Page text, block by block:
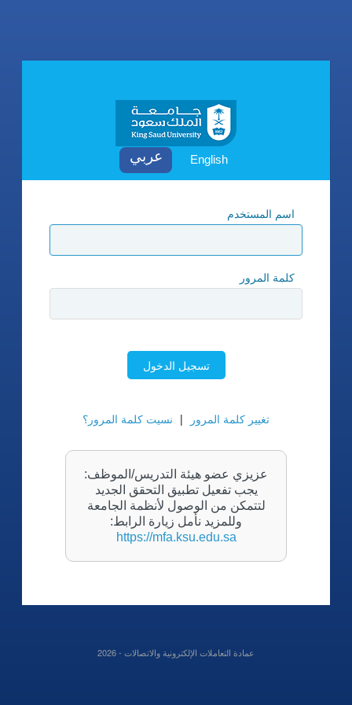
English
اسم المستخدم
كلمة المرور
تسجيل الدخول
تغيير كلمة المرور | نسيت كلمة المرور؟
عزيزي عضو هيئة التدريس/الموظف:
يجب تفعيل تطبيق التحقق الجديد
لتتمكن من الوصول لأنظمة الجامعة
وللمزيد نأمل زيارة الرابط:
https://mfa.ksu.edu.sa
عمادة التعاملات الإلكترونية والاتصالات -2026